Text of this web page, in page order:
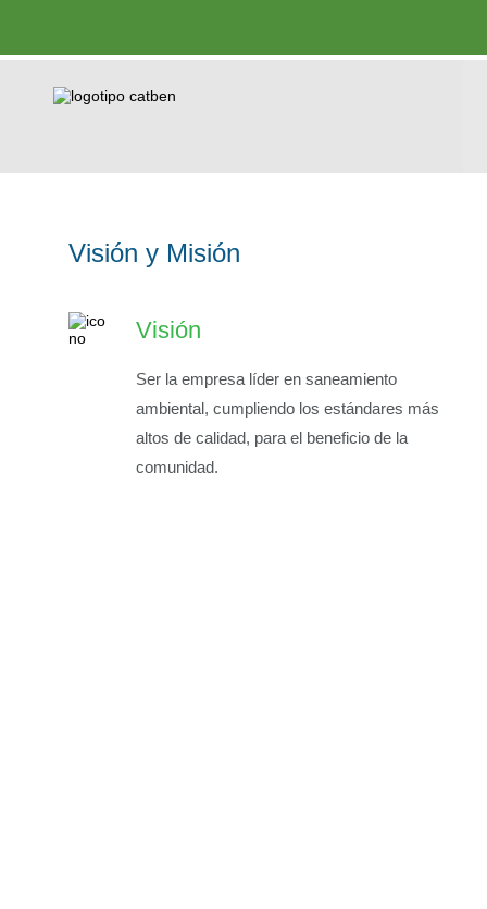
Visión y Misión
Ser la empresa líder en saneamiento
ambiental, cumpliendo los estándares más
altos de calidad, para el beneficio de la
comunidad.
Visión